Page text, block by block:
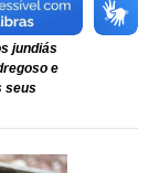
seus
seu
jundiás
e
seus